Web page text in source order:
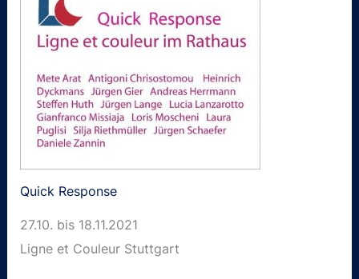
Quick Response
27.10. bis 18.11.2021
Ligne et Couleur Stuttgart